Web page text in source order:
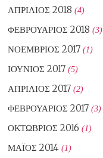
ΑΠΡΊΛΙΟΣ 2018 (4)
ΦΕΒΡΟΥΆΡΙΟΣ 2018 (3)
ΝΟΈΜΒΡΙΟΣ 2017 (1)
ΙΟΎΝΙΟΣ 2017 (5)
ΑΠΡΊΛΙΟΣ 2017 (2)
ΦΕΒΡΟΥΆΡΙΟΣ 2017 (3)
ΟΚΤΏΒΡΙΟΣ 2016 (1)
ΜΆΙΟΣ 2014 (1)